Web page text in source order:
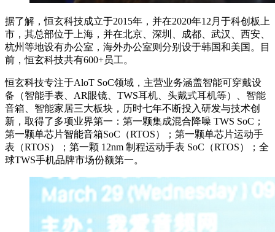
据了解，恒玄科技成立于2015年，并在2020年12月于科创板上
市，其总部位于上海，并在北京、深圳、成都、武汉、西安、
杭州等地设有办公室，海外办公室则分别设于韩国和美国。目
前，恒玄科技共有600+员工。
恒玄科技专注于AloT SoC领域，主营业务涵盖智能可穿戴设
备（智能手表、AR眼镜、TWS耳机、头戴式耳机等）、智能
音箱、智能家居三大板块，历时七年不断投入研发与技术创
新，取得了多项业界第一：第一颗集成混合降噪 TWS SoC；
第一颗单芯片智能音箱SoC（RTOS）；第一颗单芯片运动手
表（RTOS）；第一颗 12nm 制程运动手表 SoC（RTOS）；全
球TWS手机品牌市场份额第一。